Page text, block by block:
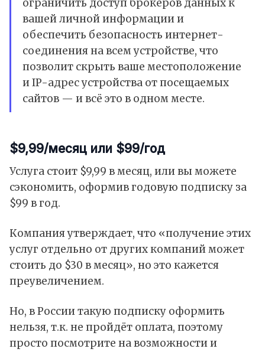
ограничить доступ брокеров данных к
вашей личной информации и
обеспечить безопасность интернет-
соединения на всем устройстве, что
позволит скрыть ваше местоположение
и IP-адрес устройства от посещаемых
сайтов — и всё это в одном месте.
$9,99/месяц или $99/год
Услуга стоит $9,99 в месяц, или вы можете
сэкономить, оформив годовую подписку за
$99 в год.
Компания утверждает, что «получение этих
услуг отдельно от других компаний может
стоить до $30 в месяц», но это кажется
преувеличением.
Но, в России такую подписку оформить
нельзя, т.к. не пройдёт оплата, поэтому
просто посмотрите на возможности и